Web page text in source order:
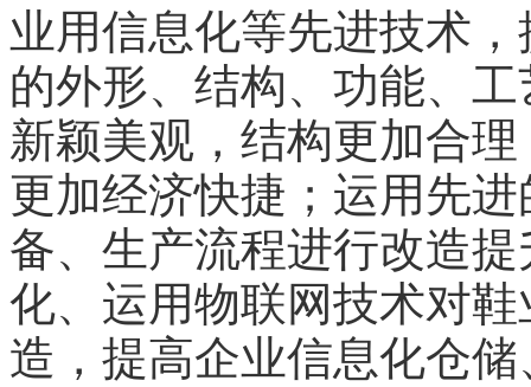
业用信息化等先进技术
的外形、结构、功能、
新颖美观，结构更加合
更加经济快捷；运用先
备、生产流程进行改造
化、运用物联网技术对
造，提高企业信息化仓